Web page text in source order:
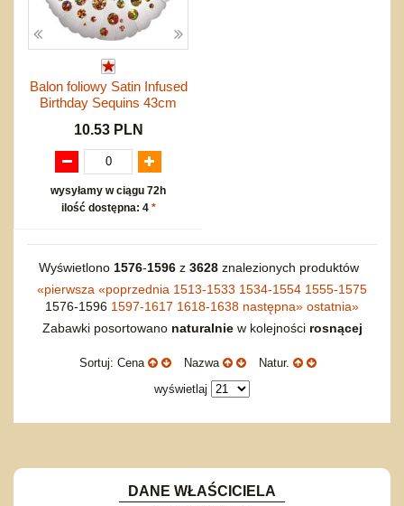
Balon foliowy Satin Infused
Birthday Sequins 43cm
10.53 PLN
wysyłamy w ciągu 72h
ilość dostępna: 4 *
Wyświetlono 1576-1596z 3628znalezionych produktów
«pierwsza «poprzednia 1513-1533 1534-1554 1555-1575
1576-1596 1597-1617 1618-1638 następna» ostatnia»
Zabawki posortowano naturalniew kolejności rosnącej
Sortuj: Cena Nazwa
Natur.
wyświetlaj
DANE WŁAŚCICIELA